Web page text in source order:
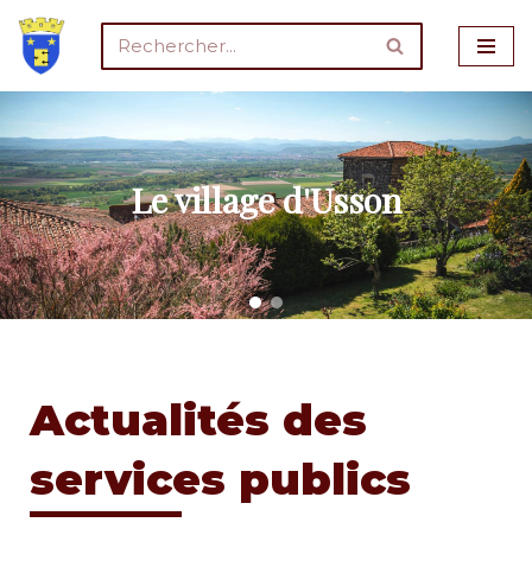
Aller
au
contenu
Le village d'Usson
Actualités des
services publics